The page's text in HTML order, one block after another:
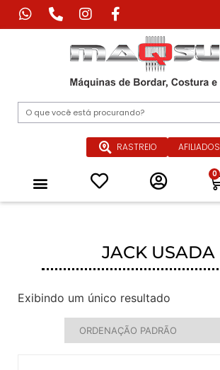
RASTREIO AFILIADOS
0
JACK USADA
Exibindo um único resultado